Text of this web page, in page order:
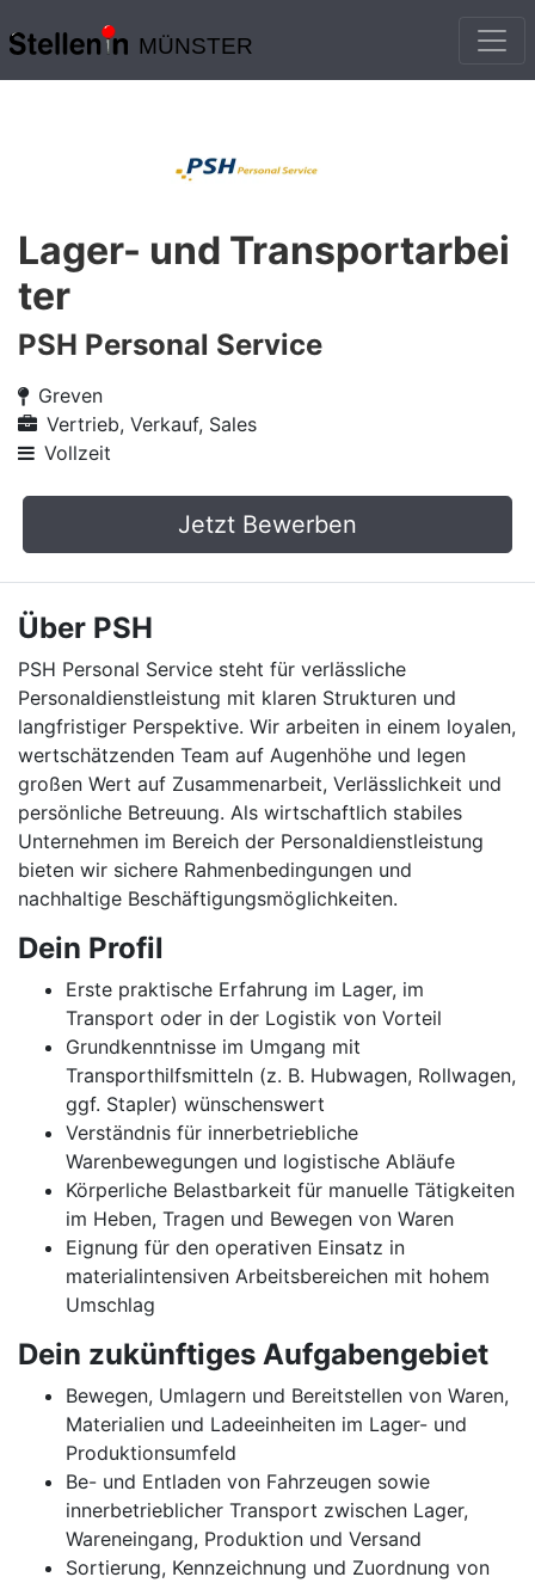
MÜNSTER
Lager- und Transportarbei
ter
PSH Personal Service
Greven
Vertrieb, Verkauf, Sales
Vollzeit
Jetzt Bewerben
Über PSH
PSH Personal Service steht für verlässliche
Personaldienstleistung mit klaren Strukturen und
langfristiger Perspektive. Wir arbeiten in einem loyalen,
wertschätzenden Team auf Augenhöhe und legen
großen Wert auf Zusammenarbeit, Verlässlichkeit und
persönliche Betreuung. Als wirtschaftlich stabiles
Unternehmen im Bereich der Personaldienstleistung
bieten wir sichere Rahmenbedingungen und
nachhaltige Beschäftigungsmöglichkeiten.
Dein Profil
Erste praktische Erfahrung im Lager, im
Transport oder in der Logistik von Vorteil
Grundkenntnisse im Umgang mit
Transporthilfsmitteln (z. B. Hubwagen, Rollwagen,
ggf. Stapler) wünschenswert
Verständnis für innerbetriebliche
Warenbewegungen und logistische Abläufe
Körperliche Belastbarkeit für manuelle Tätigkeiten
im Heben, Tragen und Bewegen von Waren
Eignung für den operativen Einsatz in
materialintensiven Arbeitsbereichen mit hohem
Umschlag
Dein zukünftiges Aufgabengebiet
Bewegen, Umlagern und Bereitstellen von Waren,
Materialien und Ladeeinheiten im Lager- und
Produktionsumfeld
Be- und Entladen von Fahrzeugen sowie
innerbetrieblicher Transport zwischen Lager,
Wareneingang, Produktion und Versand
Sortierung, Kennzeichnung und Zuordnung von